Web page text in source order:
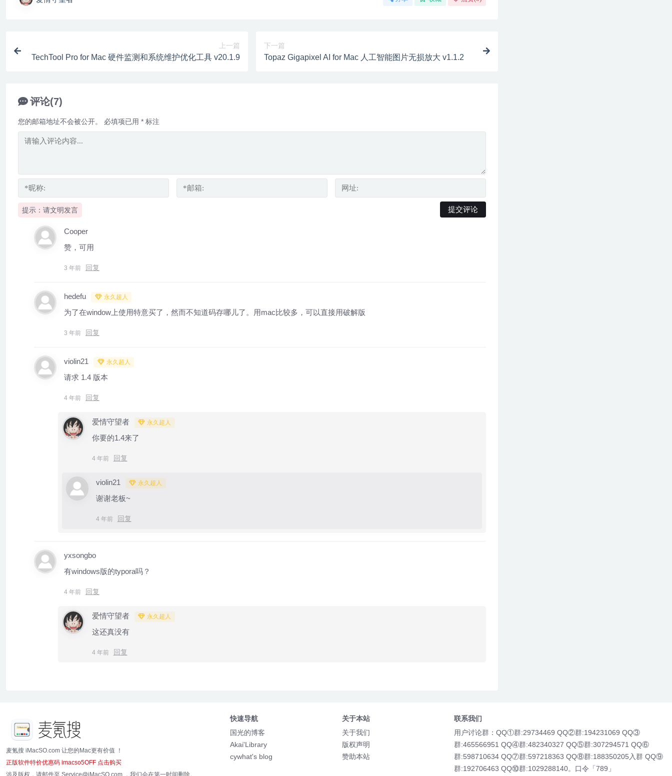
上一篇
TechTool Pro for Mac 硬件监测和系统维护优化工具 v20.1.9
下一篇
Topaz Gigapixel AI for Mac 人工智能图片无损放大 v1.1.2
评论(7)
提示：请文明发言
您的邮箱地址不会被公开。 必填项已用 * 标注
Cooper
赞，可用
3 年前 回复
hedefu 永久超人
为了在window上使用特意买了，然而不知道码存哪儿了。用mac比较多，可以直接用破解版
3 年前 回复
violin21 永久超人
请求 1.4 版本
4 年前 回复
爱情守望者 永久超人
你要的1.4来了
4 年前 回复
violin21 永久超人
谢谢老板~
4 年前 回复
yxsongbo
有windows版的typora吗？
4 年前 回复
爱情守望者 永久超人
这还真没有
4 年前 回复
麦氪搜 iMacSO.com 让您的Mac更有价值 ！
正版软件特价优惠码 imacso5OFF 点击购买
快速导航
国光的博客
Akai'Library
cywhat's blog
关于本站
关于我们
版权声明
赞助本站
联系我们
用户讨论群：QQ①群:29734469 QQ②群:194231069 QQ③
群:465566951 QQ④群:482340327 QQ⑤群:307294571 QQ⑥
群:598710634 QQ⑦群:597218363 QQ⑧群:188350205入群 QQ⑨
群:192706463 QQ⑩群:1029288140。口令「789」